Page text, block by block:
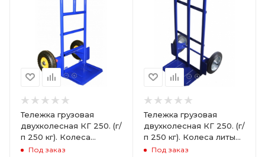
Тележка грузовая
двухколесная КГ 250. (г/
п 250 кг). Колеса
пневматические Ø250
Под заказ
Тележка грузовая
двухколесная КГ 250. (г/
п 250 кг). Колеса литые
Ø250 мм (2 шт)
Под заказ